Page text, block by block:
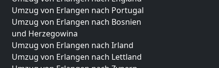
Umzug von Erlangen nach Portugal
Umzug von Erlangen nach Bosnien
und Herzegowina
Umzug von Erlangen nach Irland
Umzug von Erlangen nach Lettland